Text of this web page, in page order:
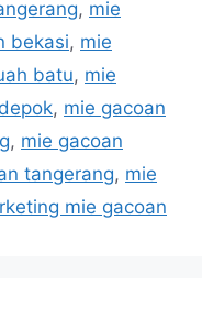
, mie
bekasi, mie
batu, mie
, mie gacoan
, mie gacoan
tangerang, mie
mie gacoan